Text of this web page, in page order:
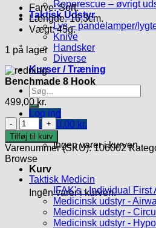
Roperescue – øvrigt
Taktisk Udstyr
Lys – pandelamper/
Knive
Handsker
Diverse
Kurser / Træning
Søg
efter:
Log ind
Kurv / 0,00 kr.
Ingen varer i kurven.
Kurv
Ingen varer i kurven.
Farve: Sort.
Længde: 16,3cm.
Vægt: 45g.
1 på lager
Benchmade 8 Hook
499,00kr.
Benchmade
8
Hook
antal
Tilføj til kurv
Varenummer (SKU):106002
Browse
Taktisk Medicin
IFAK's - Individual First
Medicinsk udstyr -
Medicinsk udstyr -
Medicinsk udstyr -